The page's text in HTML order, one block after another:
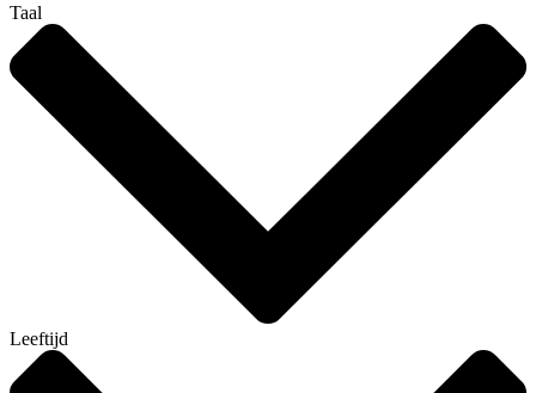
Taal
Leeftijd